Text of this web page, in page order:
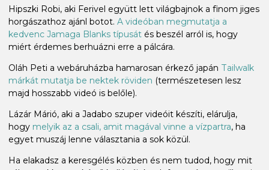
Hipszki Robi, aki Ferivel együtt lett világbajnok a finom jiges
horgászathoz ajánl botot. A videóban megmutatja a
kedvenc Jamaga Blanks típusát és beszél arról is, hogy
miért érdemes berhuázni erre a pálcára.
Oláh Peti a webáruházba hamarosan érkező japán Tailwalk
márkát mutatja be nektek röviden (természetesen lesz
majd hosszabb videó is belőle).
Lázár Márió, aki a Jadabo szuper videóit készíti, elárulja,
hogy melyik az a csali, amit magával vinne a vízpartra, ha
egyet muszáj lenne választania a sok közül.
Ha elakadsz a keresgélés közben és nem tudod, hogy mit